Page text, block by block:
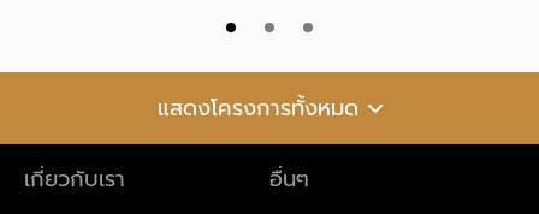
แสดงโครงการทั้งหมด
เกี่ยวกับเรา อื่นๆ